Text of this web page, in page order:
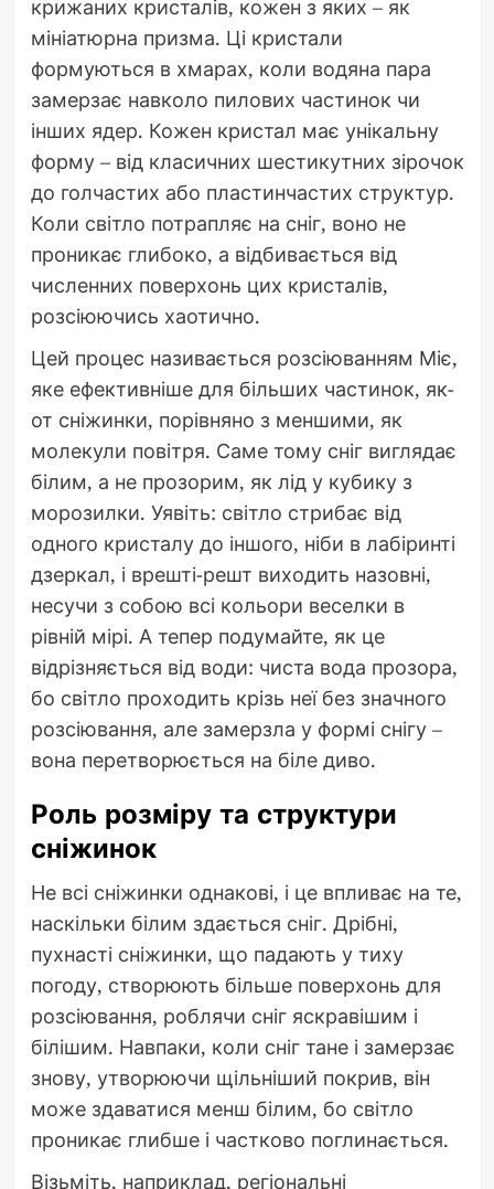
крижаних кристалів, кожен з яких – як
мініатюрна призма. Ці кристали
формуються в хмарах, коли водяна пара
замерзає навколо пилових частинок чи
інших ядер. Кожен кристал має унікальну
форму – від класичних шестикутних зірочок
до голчастих або пластинчастих структур.
Коли світло потрапляє на сніг, воно не
проникає глибоко, а відбивається від
численних поверхонь цих кристалів,
розсіюючись хаотично.
Цей процес називається розсіюванням Міє,
яке ефективніше для більших частинок, як-
от сніжинки, порівняно з меншими, як
молекули повітря. Саме тому сніг виглядає
білим, а не прозорим, як лід у кубику з
морозилки. Уявіть: світло стрибає від
одного кристалу до іншого, ніби в лабіринті
дзеркал, і врешті-решт виходить назовні,
несучи з собою всі кольори веселки в
рівній мірі. А тепер подумайте, як це
відрізняється від води: чиста вода прозора,
бо світло проходить крізь неї без значного
розсіювання, але замерзла у формі снігу –
вона перетворюється на біле диво.
Роль розміру та структури
сніжинок
Не всі сніжинки однакові, і це впливає на те,
наскільки білим здається сніг. Дрібні,
пухнасті сніжинки, що падають у тиху
погоду, створюють більше поверхонь для
розсіювання, роблячи сніг яскравішим і
білішим. Навпаки, коли сніг тане і замерзає
знову, утворюючи щільніший покрив, він
може здаватися менш білим, бо світло
проникає глибше і частково поглинається.
Візьміть, наприклад, регіональні